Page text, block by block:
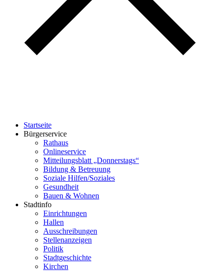
Startseite
Bürgerservice
Rathaus
Onlineservice
Mitteilungsblatt „Donnerstags“
Bildung & Betreuung
Soziale Hilfen/Soziales
Gesundheit
Bauen & Wohnen
Stadtinfo
Einrichtungen
Hallen
Ausschreibungen
Stellenanzeigen
Politik
Stadtgeschichte
Kirchen